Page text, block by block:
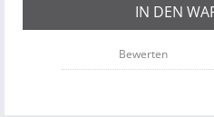
IN DEN
Bewerten